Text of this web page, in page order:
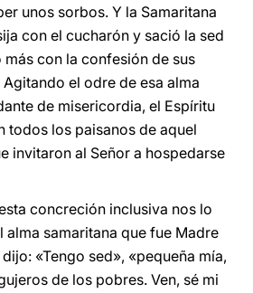
unos sorbos. Y la Samaritana
con el cucharón y sació la sed
más con la confesión de sus
el odre de esa alma
de misericordia, el Espíritu
todos los paisanos de aquel
invitaron al Señor a hospedarse
concreción inclusiva nos lo
alma samaritana que fue Madre
«Tengo sed», «pequeña mía,
de los pobres. Ven, sé mi